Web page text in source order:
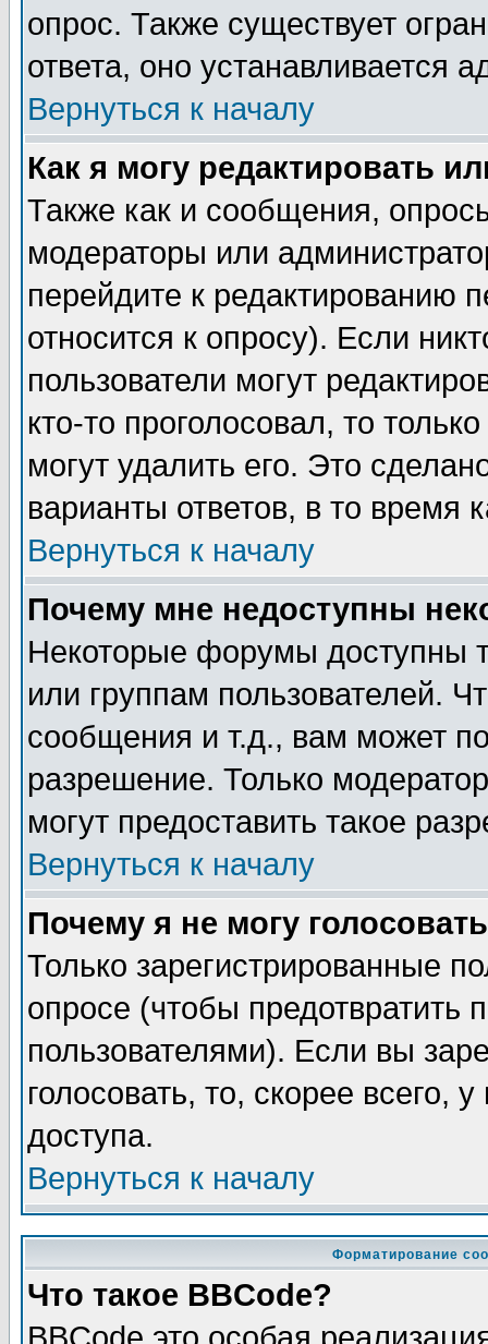
опрос. Также существует
ответа, оно устанавливается
Вернуться к началу
Как я могу редактировать
Также как и сообщения,
модераторы или
перейдите к редактированию
относится к опросу). Если
пользователи могут
кто-то проголосовал, то
могут удалить его. Это
варианты ответов, в то время
Вернуться к началу
Почему мне недоступны
Некоторые форумы доступны
или группам пользователей.
сообщения и т.д., вам может
разрешение. Только
могут предоставить такое
Вернуться к началу
Почему я не могу
Только зарегистрированные
опросе (чтобы предотвратить
пользователями). Если вы
голосовать, то, скорее всего,
доступа.
Вернуться к началу
Форматирование
Что такое BBCode?